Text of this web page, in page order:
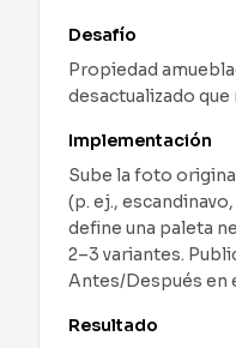
Desafío
Propiedad
desactualizado que
Implementación
Sube la foto
(p. ej.,
define una paleta
2–3 variantes.
Antes/Después en
Resultado